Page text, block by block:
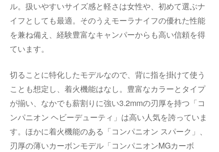
ル。扱いやすいサイズ感と軽さは女性や、初めて選ぶナ
イフとしても最適。そのうえモーラナイフの優れた性能
を兼ね備え、経験豊富なキャンパーからも高い信頼を得
ています。
切ることに特化したモデルなので、背に指を掛けて使う
ことも想定し、着火機能はなし。豊富なカラーとタイプ
が揃い、なかでも薪割りに強い3.2mmの刃厚を持つ「コ
ンパニオン ヘビーデューティ」は高い人気を誇っていま
す。ほかに着火機能のある「コンパニオン スパーク」、
刃厚の薄いカーボンモデル「コンパニオンMGカーボ